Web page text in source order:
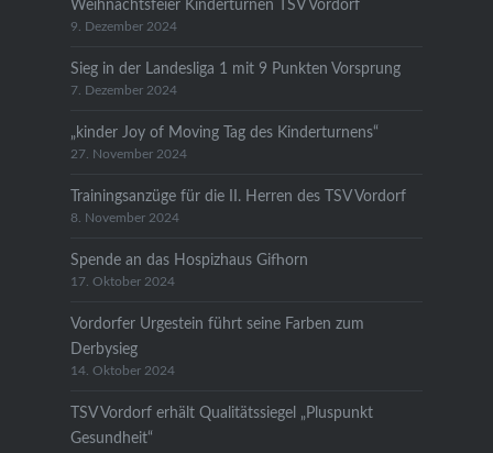
Weihnachtsfeier Kinderturnen TSV Vordorf
9. Dezember 2024
Sieg in der Landesliga 1 mit 9 Punkten Vorsprung
7. Dezember 2024
„kinder Joy of Moving Tag des Kinderturnens“
27. November 2024
Trainingsanzüge für die II. Herren des TSV Vordorf
8. November 2024
Spende an das Hospizhaus Gifhorn
17. Oktober 2024
Vordorfer Urgestein führt seine Farben zum
Derbysieg
14. Oktober 2024
TSV Vordorf erhält Qualitätssiegel „Pluspunkt
Gesundheit“